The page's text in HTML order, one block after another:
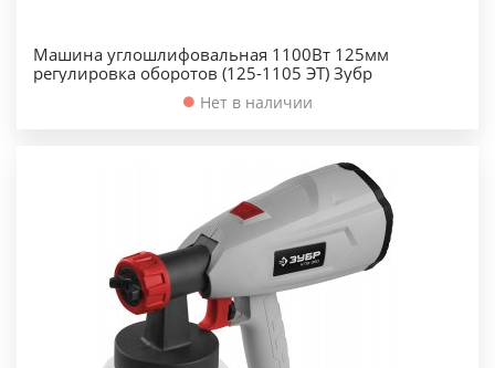
Машина углошлифовальная 1100Вт 125мм
регулировка оборотов (125-1105 ЭТ) Зубр
Нет в наличии